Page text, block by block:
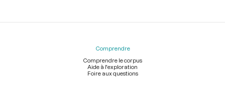
Comprendre
Comprendre le corpus
Aide à l'exploration
Foire aux questions